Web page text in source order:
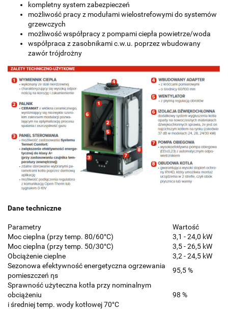
kompletny system zabezpieczeń
możliwość pracy z modułami wielostrefowymi do systemów
grzewczych
możliwość współpracy z pompami ciepła powietrze/woda
współpraca z zasobnikami c.w.u. poprzez wbudowany
zawór trójdrożny
Dane techniczne
Parametry
Wartość
Moc cieplna (przy temp. 80/60°C)
3,1 - 24,0 kW
Moc cieplna (przy temp. 50/30°C)
3,5 - 26,5 kW
Obciążenie cieplne
3,2 - 24,5 kW
Sezonowa efektywność energetyczna ogrzewania
pomieszczeń ηs
95,5 %
Sprawność użyteczna kotła przy nominalnym
obciążeniu
i średniej temp. wody kotłowej 70°C
98 %